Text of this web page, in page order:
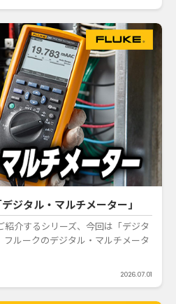
ジタル・マルチメーター」
介するシリーズ、今回は「デジタ
ルークのデジタル・マルチメータ
2026.07.01